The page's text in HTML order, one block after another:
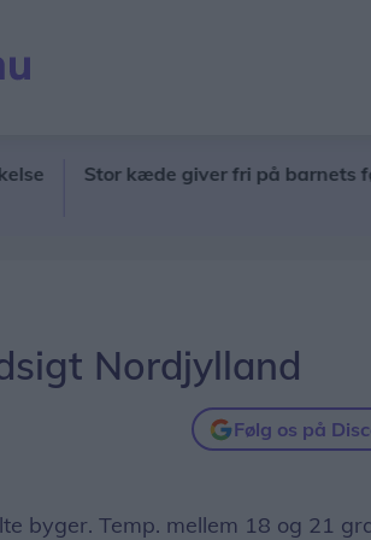
Stor kæde giver fri på barnets første
Nordjylland
Følg os på
byger. Temp. mellem 18 og 21